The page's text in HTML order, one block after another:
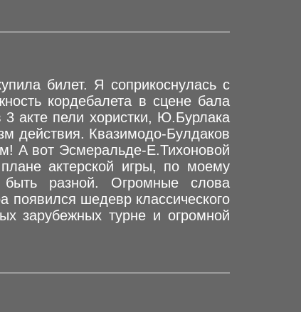
билет. Я соприкоснулась с
кордебалета в сцене бала
акте пели хористки, Ю.Бурлака
действия. Квазимодо-Булдаков
А вот Эсмеральде-Е.Тихоновой
актерской игры, по моему
разной. Огромные слова
появился шедевр классического
зарубежных турне и огромной